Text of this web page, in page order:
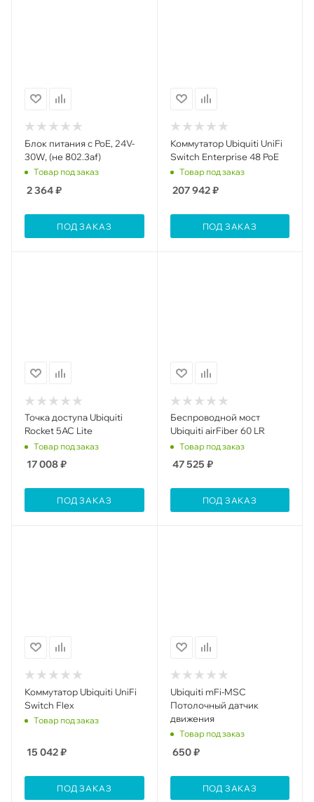
Блок питания с PoE, 24V-
30W, (не 802.3af)
Товар под заказ
2 364₽
ПОД ЗАКАЗ
Коммутатор Ubiquiti UniFi
Switch Enterprise 48 PoE
Товар под заказ
207 942₽
ПОД ЗАКАЗ
Toчка доступа Ubiquiti
Rocket 5AC Lite
Товар под заказ
17 008₽
ПОД ЗАКАЗ
Беспроводной мост
Ubiquiti airFiber 60 LR
Товар под заказ
47 525 ₽
ПОД ЗАКАЗ
Коммутатор Ubiquiti UniFi
Switch Flex
Товар под заказ
15 042₽
ПОД ЗАКАЗ
Ubiquiti mFi-MSC
Потолочный датчик
движения
Товар под заказ
650₽
ПОД ЗАКАЗ